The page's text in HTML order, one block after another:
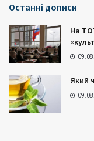
Останні дописи
На
Який